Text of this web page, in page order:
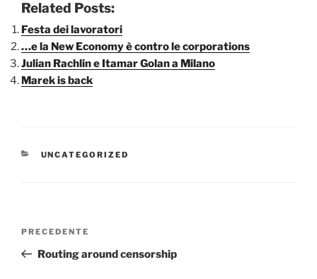
Related Posts:
Festa dei lavoratori
…e la New Economy è contro le corporations
Julian Rachlin e Itamar Golan a Milano
Marek is back
CATEGORIE
UNCATEGORIZED
Articolo
precedente:
PRECEDENTE
Routing around censorship